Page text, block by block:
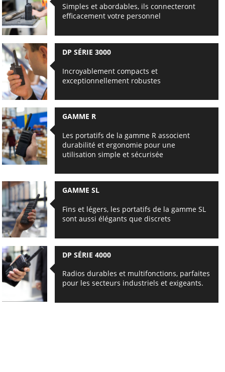
Simples et abordables, ils connecteront
efficacement votre personnel
DP SÉRIE 3000
Incroyablement compacts et
exceptionnellement robustes
GAMME R
Les portatifs de la gamme R associent
durabilité et ergonomie pour une
utilisation simple et sécurisée
GAMME SL
Fins et légers, les portatifs de la gamme SL
sont aussi élégants que discrets
DP SÉRIE 4000
Radios durables et multifonctions, parfaites
pour les secteurs industriels et exigeants.